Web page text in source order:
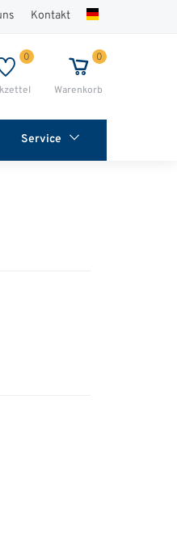
Kontakt
0 0
Warenkorb
Service